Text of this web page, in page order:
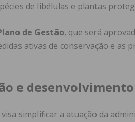
de libélulas e plantas
de Gestão, que será
ativas de conservação e as
e desenvolvimento
simplificar a atuação da